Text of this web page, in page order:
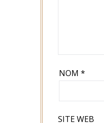
NOM *
SITE WEB